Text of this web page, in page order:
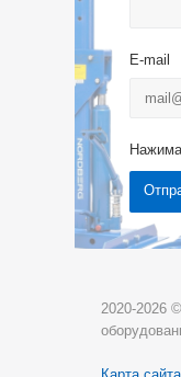
E-mail
2020-2026